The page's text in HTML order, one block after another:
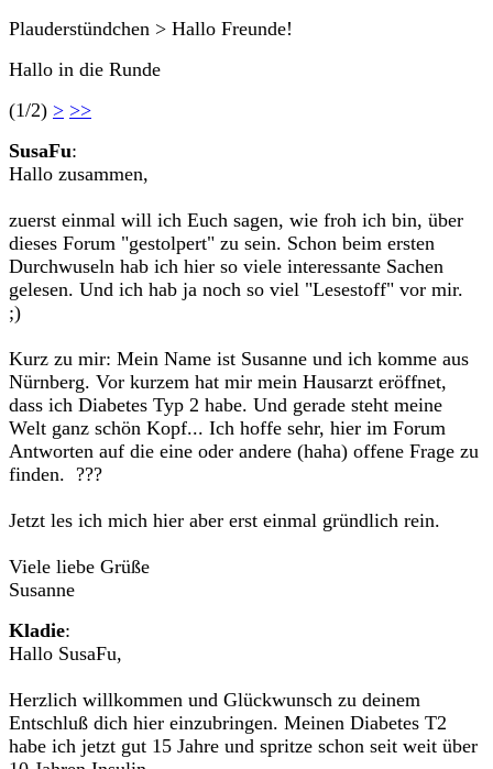
Plauderstündchen > Hallo Freunde!
Hallo in die Runde
(1/2) > >>
SusaFu:
Hallo zusammen,
zuerst einmal will ich Euch sagen, wie froh ich bin, über
dieses Forum "gestolpert" zu sein. Schon beim ersten
Durchwuseln hab ich hier so viele interessante Sachen
gelesen. Und ich hab ja noch so viel "Lesestoff" vor mir.
;)
Kurz zu mir: Mein Name ist Susanne und ich komme aus
Nürnberg. Vor kurzem hat mir mein Hausarzt eröffnet,
dass ich Diabetes Typ 2 habe. Und gerade steht meine
Welt ganz schön Kopf... Ich hoffe sehr, hier im Forum
Antworten auf die eine oder andere (haha) offene Frage zu
finden. ???
Jetzt les ich mich hier aber erst einmal gründlich rein.
Viele liebe Grüße
Susanne
Kladie:
Hallo SusaFu,
Herzlich willkommen und Glückwunsch zu deinem
Entschluß dich hier einzubringen. Meinen Diabetes T2
habe ich jetzt gut 15 Jahre und spritze schon seit weit über